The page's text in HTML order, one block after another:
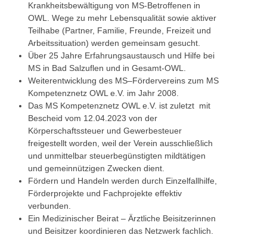
Krankheitsbewältigung von MS-Betroffenen in
OWL. Wege zu mehr Lebensqualität sowie aktiver
Teilhabe (Partner, Familie, Freunde, Freizeit und
Arbeitssituation) werden gemeinsam gesucht.
Über 25 Jahre Erfahrungsaustausch und Hilfe bei
MS in Bad Salzuflen und in Gesamt-OWL.
Weiterentwicklung des MS–Fördervereins zum MS
Kompetenznetz OWL e.V. im Jahr 2008.
Das MS Kompetenznetz OWL e.V. ist zuletzt mit
Bescheid vom 12.04.2023 von der
Körperschaftssteuer und Gewerbesteuer
freigestellt worden, weil der Verein ausschließlich
und unmittelbar steuerbegünstigten mildtätigen
und gemeinnützigen Zwecken dient.
Fördern und Handeln werden durch Einzelfallhilfe,
Förderprojekte und Fachprojekte effektiv
verbunden.
Ein Medizinischer Beirat – Ärztliche Beisitzerinnen
und Beisitzer koordinieren das Netzwerk fachlich.